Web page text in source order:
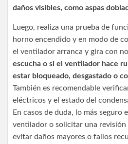
daños visibles, como aspas
Luego, realiza una prueba de
horno encendido y en modo de
el ventilador arranca y gira con
escucha o si el ventilador hace
estar bloqueado, desgastado o
También es recomendable
eléctricos y el estado del
En casos de duda, lo más seguro
ventilador o solicitar una revisión
evitar daños mayores o fallos